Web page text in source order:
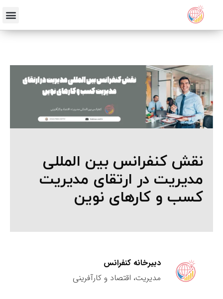
نقش کنفرانس بین المللی
مدیریت در ارتقای مدیریت
کسب و کارهای نوین
دبیرخانه کنفرانس
مدیریت، اقتصاد و کارآفرینی